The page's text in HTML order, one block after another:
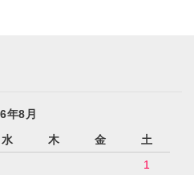
年8月
水 木 金
土
1